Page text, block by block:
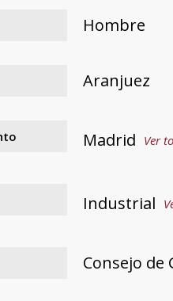
Hombre
Aranjuez
Madrid Ver
Industrial
Consejo de